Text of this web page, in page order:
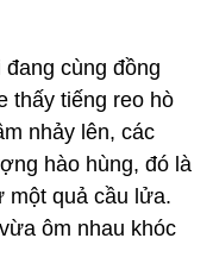
cùng đồng
thấy tiếng reo hò
nhảy lên, các
hào hùng, đó là
một quả cầu lửa.
ôm nhau khóc